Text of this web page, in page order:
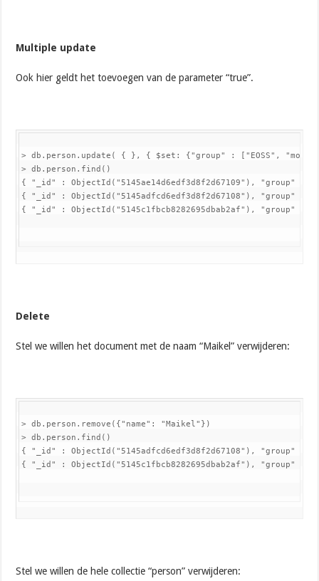
Multiple update
Ook hier geldt het toevoegen van de parameter “true”.
> db.person.update( { }, { $set: {"group" : ["EOSS",
> db.person.find()
{ "_id" : ObjectId("5145ae14d6edf3d8f2d67109"), "group" : [
{ "_id" : ObjectId("5145adfcd6edf3d8f2d67108"), "group" : [
{ "_id" : ObjectId("5145c1fbcb8282695dbab2af"), "group" : [
Delete
Stel we willen het document met de naam “Maikel” verwijderen:
> db.person.remove({"name": "Maikel"})
> db.person.find()
{ "_id" : ObjectId("5145adfcd6edf3d8f2d67108"), "group" : [
{ "_id" : ObjectId("5145c1fbcb8282695dbab2af"), "group" : [
Stel we willen de hele collectie “person” verwijderen: